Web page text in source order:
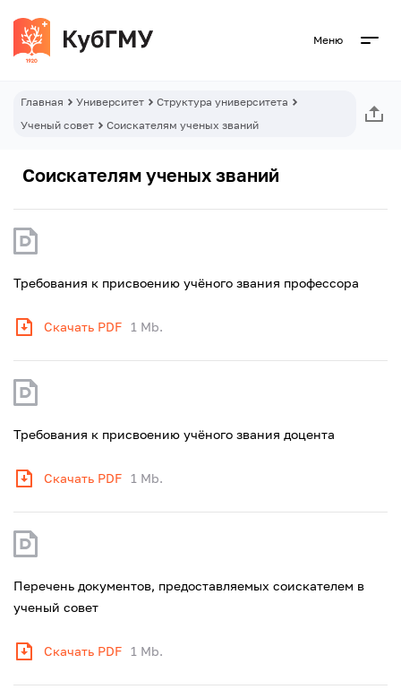
Меню
Главная Университет
Структура университета
Ученый совет
Соискателям ученых званий
Соискателям ученых званий
Требования к присвоению учёного звания профессора
Скачать PDF 1 Mb.
Требования к присвоению учёного звания доцента
Скачать PDF 1 Mb.
Перечень документов, предоставляемых соискателем в
ученый совет
Скачать PDF 1 Mb.